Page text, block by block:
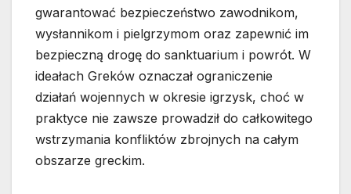
gwarantować bezpieczeństwo zawodnikom,
wysłannikom i pielgrzymom oraz zapewnić im
bezpieczną drogę do sanktuarium i powrót. W
ideałach Greków oznaczał ograniczenie
działań wojennych w okresie igrzysk, choć w
praktyce nie zawsze prowadził do całkowitego
wstrzymania konfliktów zbrojnych na całym
obszarze greckim.